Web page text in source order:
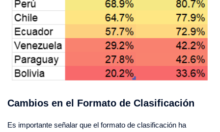
Cambios en el Formato de Clasificación
Es importante señalar que el formato de clasificación ha